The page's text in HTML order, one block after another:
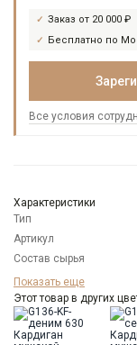
Заказ от 20 000 ₽
Бесплатно по
Все условия
Характеристики
Тип
Артикул
Состав сырья
Бренд
Модель
Цвет
Ворот
Показать еще
Этот товар в других